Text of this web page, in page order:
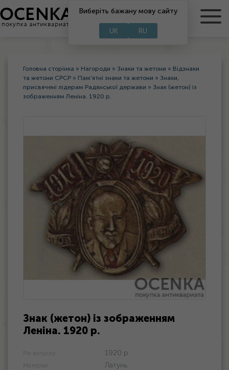
RU
Виберіть бажану мову сайту
UK RU
Головна сторінка » Нагороди » Знаки та жетони » Відзнаки
та жетони СРСР » Пам'ятні знаки та жетони » Знаки,
присвячені лідерам Радянської держави » Знак (жетон) із
зображенням Леніна. 1920 р.
Знак (жетон) із зображенням
Леніна. 1920 р.
Рік випуску: 1920 р.
Матеріал: Латунь